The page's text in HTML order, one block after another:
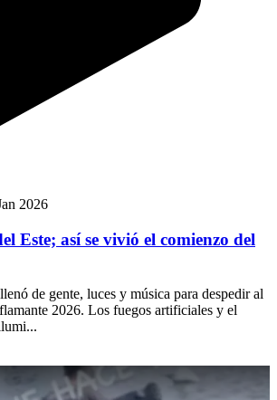
2026
Este; así se vivió el comienzo del
de gente, luces y música para despedir al
2026. Los fuegos artificiales y el